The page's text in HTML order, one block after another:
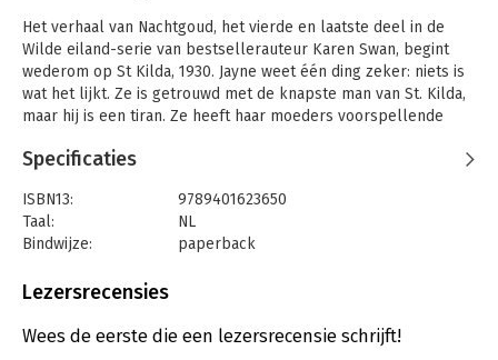
Het verhaal van Nachtgoud, het vierde en laatste deel in de
Wilde eiland-serie van bestsellerauteur Karen Swan, begint
wederom op St Kilda, 1930. Jayne weet één ding zeker: niets is
wat het lijkt. Ze is getrouwd met de knapste man van St. Kilda,
maar hij is een tiran. Ze heeft haar moeders voorspellende
omgeving zullen sterven. Daarom heeft ze geleerd om zo min
haar schoonzusje overlijdt, bereikt haar toch al slechte
huwelijk een nieuw dieptepunt. Maar het zorgt ook voor een
onwaarschijnlijke vriend, en Jayne ervaart voorzichtig hoe het is
lopen de spanningen op. Geheimen blijven niet langer
Specificaties
ISBN13:
9789401623650
Taal:
NL
Bindwijze:
paperback
Uitgever:
Verschijningsdatum:
29-4-2025
Lezersrecensies
Wees de eerste die een lezersrecensie schrijft!